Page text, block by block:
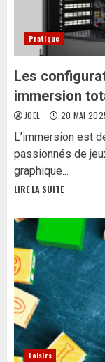
Pratique
Les
immersion
JOEL 20 MAI
L’immersion est
passionnés de
graphique...
LIRE LA SUITE
Loisirs